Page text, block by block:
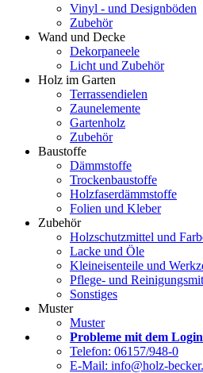
Vinyl - und Designböden
Zubehör
Wand und Decke
Dekorpaneele
Licht und Zubehör
Holz im Garten
Terrassendielen
Zaunelemente
Gartenholz
Zubehör
Baustoffe
Dämmstoffe
Trockenbaustoffe
Holzfaserdämmstoffe
Folien und Kleber
Zubehör
Holzschutzmittel und
Lacke und Öle
Kleineisenteile und
Pflege- und
Sonstiges
Muster
Muster
Probleme mit dem
Telefon: 06157/948-0
E-Mail: info@holz-